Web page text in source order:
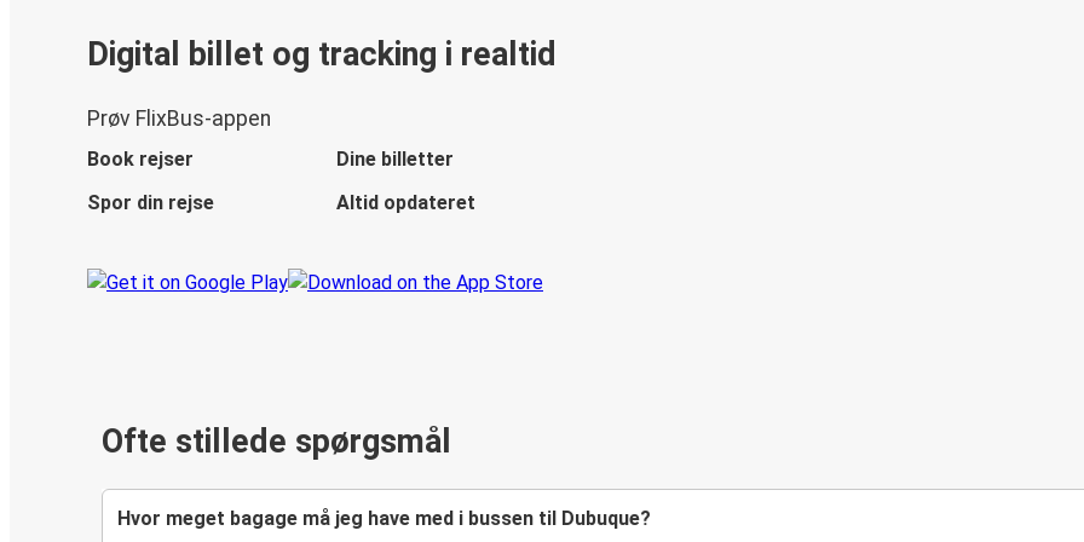
Digital billet og tracking i realtid
Prøv FlixBus-appen
Book rejser
Dine billetter
Spor din rejse
Altid opdateret
Ofte stillede spørgsmål
Hvor meget bagage må jeg have med i bussen til Dubuque?